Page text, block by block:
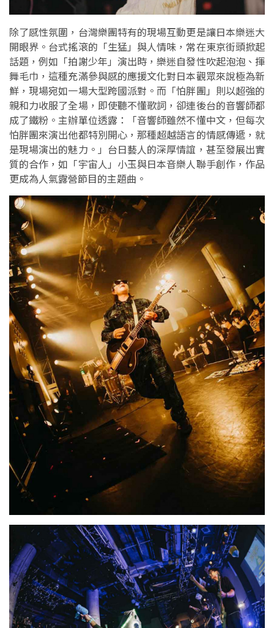
除了感性氛圍，台灣樂團特有的現場互動更是讓日本樂迷大
開眼界。台式搖滾的「生猛」與人情味，常在東京街頭掀起
話題，例如「拍謝少年」演出時，樂迷自發性吹起泡泡、揮
舞毛巾，這種充滿參與感的應援文化對日本觀眾來說極為新
鮮，現場宛如一場大型跨國派對。而「怕胖團」則以超強的
親和力收服了全場，即使聽不懂歌詞，卻連後台的音響師都
成了鐵粉。主辦單位透露：「音響師雖然不懂中文，但每次
怕胖團來演出他都特別開心，那種超越語言的情感傳遞，就
是現場演出的魅力。」台日藝人的深厚情誼，甚至發展出實
質的合作，如「宇宙人」小玉與日本音樂人聯手創作，作品
更成為人氣露營節目的主題曲。